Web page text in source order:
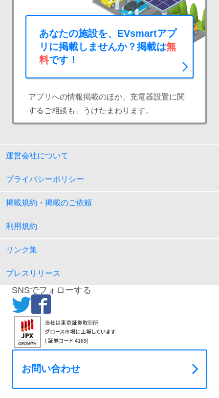
あなたの施設を、EVsmartアプ
リに掲載しませんか？掲載は無
料です！
アプリへの情報掲載のほか、充電器設置に関
するご相談も、うけたまわります。
運営会社について
プライバシーポリシー
掲載規約・掲載のご依頼
利用規約
リンク集
プレスリリース
SNSでフォローする
お問い合わせ